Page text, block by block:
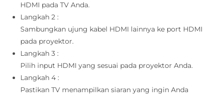
HDMI pada TV Anda.
Langkah 2 :
Sambungkan ujung kabel HDMI lainnya ke port HDMI
pada proyektor.
Langkah 3 :
Pilih input HDMI yang sesuai pada proyektor Anda.
Langkah 4 :
Pastikan TV menampilkan siaran yang ingin Anda